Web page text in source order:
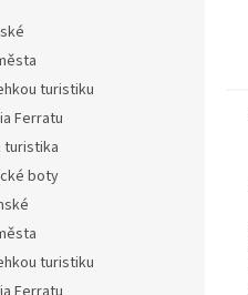
turistiku
Ferratu
turistika
boty
turistiku